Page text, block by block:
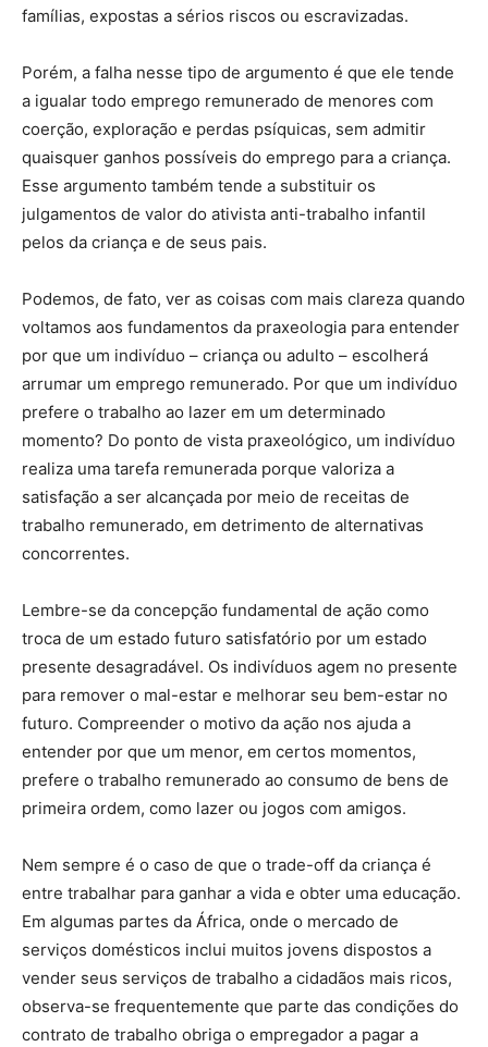
famílias, expostas a sérios riscos ou escravizadas.
Porém, a falha nesse tipo de argumento é que ele tende
a igualar todo emprego remunerado de menores com
coerção, exploração e perdas psíquicas, sem admitir
quaisquer ganhos possíveis do emprego para a criança.
Esse argumento também tende a substituir os
julgamentos de valor do ativista anti-trabalho infantil
pelos da criança e de seus pais.
Podemos, de fato, ver as coisas com mais clareza quando
voltamos aos fundamentos da praxeologia para entender
por que um indivíduo – criança ou adulto – escolherá
arrumar um emprego remunerado. Por que um indivíduo
prefere o trabalho ao lazer em um determinado
momento? Do ponto de vista praxeológico, um indivíduo
realiza uma tarefa remunerada porque valoriza a
satisfação a ser alcançada por meio de receitas de
trabalho remunerado, em detrimento de alternativas
concorrentes.
Lembre-se da concepção fundamental de ação como
troca de um estado futuro satisfatório por um estado
presente desagradável. Os indivíduos agem no presente
para remover o mal-estar e melhorar seu bem-estar no
futuro. Compreender o motivo da ação nos ajuda a
entender por que um menor, em certos momentos,
prefere o trabalho remunerado ao consumo de bens de
primeira ordem, como lazer ou jogos com amigos.
Nem sempre é o caso de que o trade-off da criança é
entre trabalhar para ganhar a vida e obter uma educação.
Em algumas partes da África, onde o mercado de
serviços domésticos inclui muitos jovens dispostos a
vender seus serviços de trabalho a cidadãos mais ricos,
observa-se frequentemente que parte das condições do
contrato de trabalho obriga o empregador a pagar a